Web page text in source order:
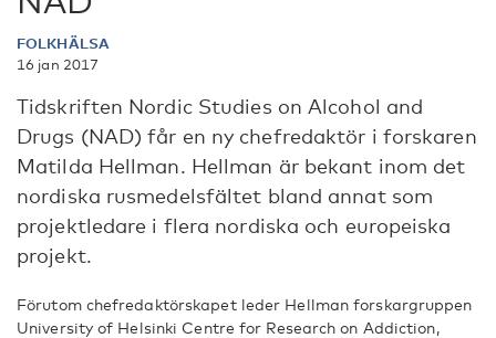
FOLKHÄLSA
16 jan 2017
Tidskriften Nordic Studies on Alcohol and
Drugs (NAD) får en ny chefredaktör i forskaren
Matilda Hellman. Hellman är bekant inom det
nordiska rusmedelsfältet bland annat som
projektledare i flera nordiska och europeiska
projekt.
Förutom chefredaktörskapet leder Hellman forskargruppen
University of Helsinki Centre for Research on Addiction,